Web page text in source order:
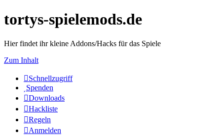
tortys-spielemods.de
Hier findet ihr kleine Addons/Hacks für das Spiele
Zum Inhalt
Schnellzugriff
Spenden
Downloads
Hackliste
Regeln
Anmelden